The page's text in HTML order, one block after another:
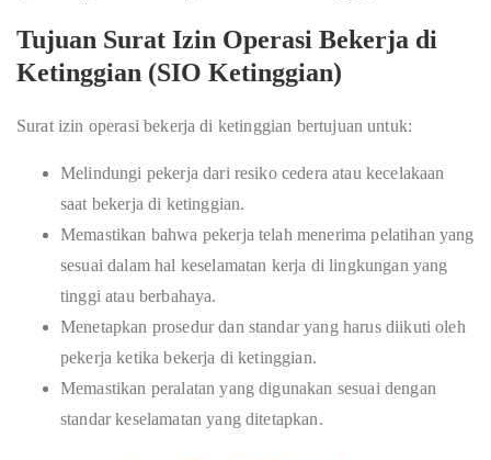
Tujuan Surat Izin Operasi Bekerja di
Ketinggian (SIO Ketinggian)
Surat izin operasi bekerja di ketinggian bertujuan untuk:
Melindungi pekerja dari resiko cedera atau kecelakaan
saat bekerja di ketinggian.
Memastikan bahwa pekerja telah menerima pelatihan yang
sesuai dalam hal keselamatan kerja di lingkungan yang
tinggi atau berbahaya.
Menetapkan prosedur dan standar yang harus diikuti oleh
pekerja ketika bekerja di ketinggian.
Memastikan peralatan yang digunakan sesuai dengan
standar keselamatan yang ditetapkan.